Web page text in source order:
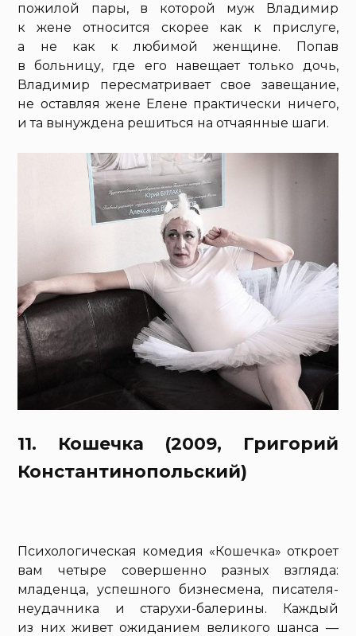
пожилой пары, в которой муж Владимир
к жене относится скорее как к прислуге,
а не как к любимой женщине. Попав
в больницу, где его навещает только дочь,
Владимир пересматривает свое завещание,
не оставляя жене Елене практически ничего,
и та вынуждена решиться на отчаянные шаги.
11. Кошечка (2009, Григорий
Константинопольский)
Психологическая комедия «Кошечка» откроет
вам четыре совершенно разных взгляда:
младенца, успешного бизнесмена, писателя-
неудачника и старухи-балерины. Каждый
из них живет ожиданием великого шанса —